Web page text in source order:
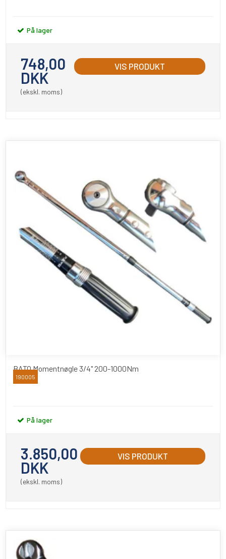
På lager
748,00
DKK
(ekskl. moms)
VIS PRODUKT
BATO Momentnøgle 3/4" 200-1000Nm
BATO
190005
På lager
3.850,00
DKK
(ekskl. moms)
VIS PRODUKT